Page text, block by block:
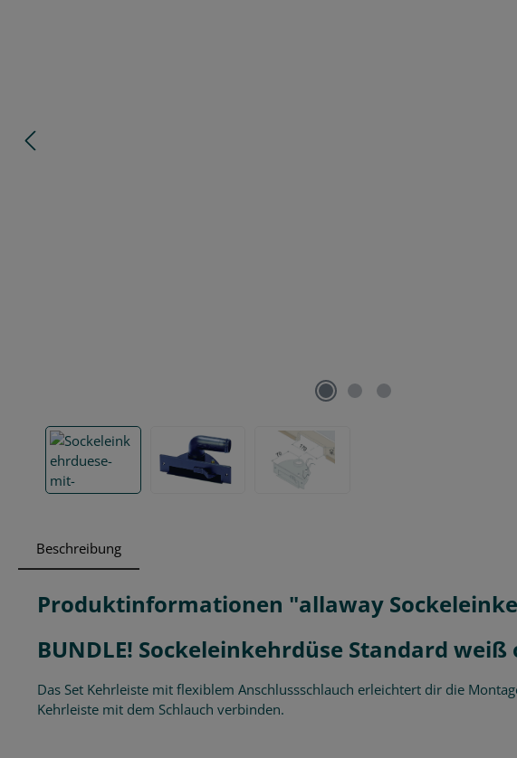
Beschreibung
Produktinformationen "allaway
BUNDLE! Sockeleinkehrdüse Standard
Das Set Kehrleiste mit flexiblem Anschlussschlauch erleichtert dir die
Kehrleiste mit dem Schlauch verbinden.